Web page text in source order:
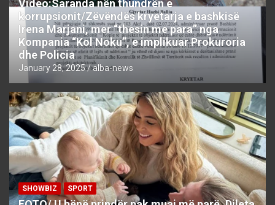
Video:Saranda nën thundrën e
korrupsionit/Zëvëndës kryetarja e bashkisë
Irena Marjani, mer “thesin me para” nga
Kompania “Kol Noku”, e implikuar Prokuroria
dhe Policia
January 28, 2025 alba-news
SHOWBIZ SPORT